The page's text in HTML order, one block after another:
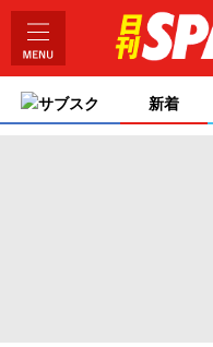
サブスク 新着